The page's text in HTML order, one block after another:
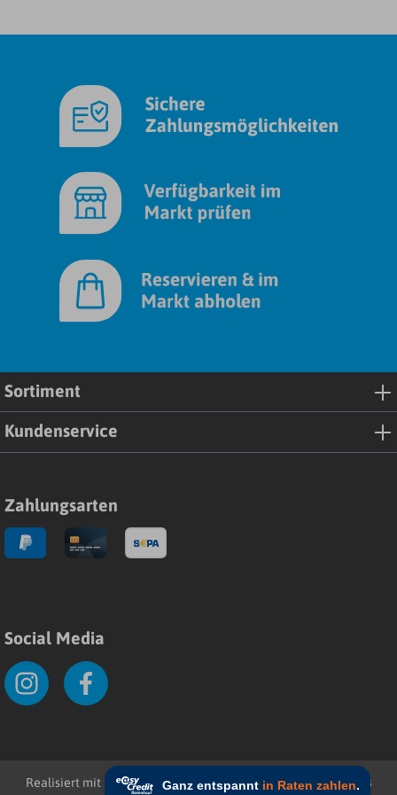
Sortiment
Kundenservice
Zahlungsarten
Social Media
Realisiert mit Shopware Impressum Datenschutz AGB